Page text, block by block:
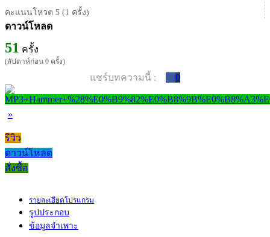
คะแนนโหวต 5 (1 ครั้ง)
ดาวน์โหลด
51 ครั้ง
(สัปดาห์ก่อน 0 ครั้ง)
แชร์บทความนี้ : 0
»
รีวิว
ดาวน์โหลด
สั่งซื้อ
รายละเอียดโปรแกรม
รูปประกอบ
ข้อมูลจำเพาะ